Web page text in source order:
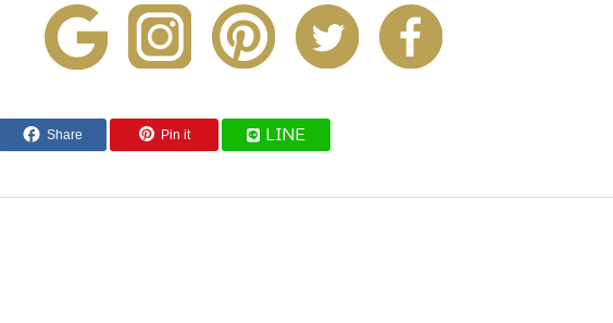
Share Pin it LINE